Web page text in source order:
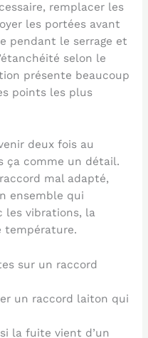
remplacer les
les portées avant
pendant le serrage et
selon le
présente beaucoup
points les plus
deux fois au
ça comme un détail.
mal adapté,
ensemble qui
les vibrations, la
température.
sur un raccord
un raccord laiton qui
la fuite vient d’un